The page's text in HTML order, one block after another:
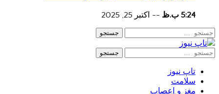
5:24 ب.ظ -- اکتبر 25, 2025
جستجو
جستجو
تاپ نیوز
سلامت
مغز و اعصاب